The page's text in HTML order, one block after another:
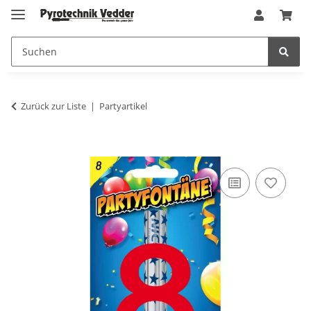
Zurück zur Liste Partyartikel